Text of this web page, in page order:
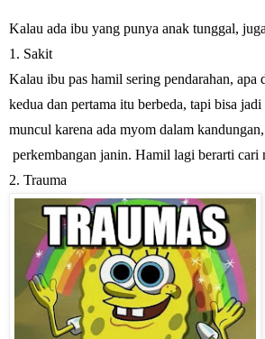
Kalau ada ibu yang punya anak tunggal,
1. Sakit
Kalau ibu pas hamil sering pendarahan,
kedua dan pertama itu berbeda, tapi bisa
muncul karena ada myom dalam
perkembangan janin. Hamil lagi berarti cari
2. Trauma